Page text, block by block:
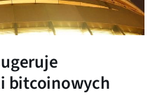
bitcoinowych